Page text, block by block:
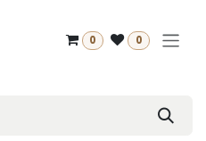
0 0